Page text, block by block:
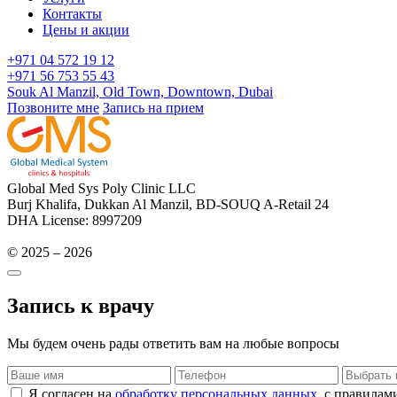
Контакты
Цены и акции
+971 04 572 19 12
+971 56 753 55 43
Souk Al Manzil, Old Town, Downtown, Dubai
Позвоните мне Запись на прием
Global Med Sys Poly Clinic LLC
Burj Khalifa, Dukkan Al Manzil, BD-SOUQ A-Retail 24
DHA License: 8997209
© 2025 – 2026
Запись к врачу
Мы будем очень рады ответить вам на любые вопросы
Я согласен на обработку персональных данных, с